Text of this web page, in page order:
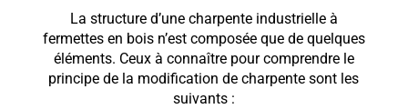
La structure d’une charpente industrielle à
fermettes en bois n’est composée que de quelques
éléments. Ceux à connaître pour comprendre le
principe de la modification de charpente sont les
suivants :